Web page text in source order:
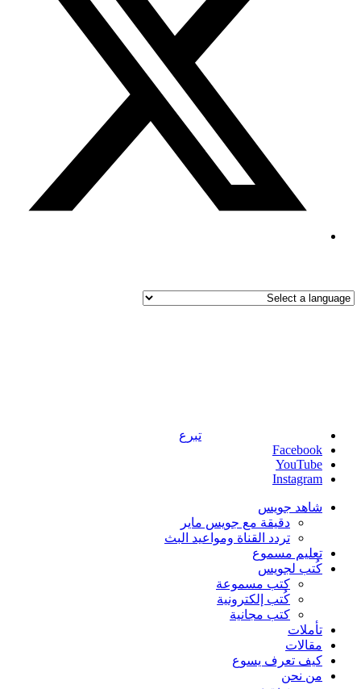
تبرع
Facebook
YouTube
Instagram
شاهد جويس
دقيقة مع جويس ماير
تردد القناة ومواعيد البث
تعليم مسموع
كُتب لجويس
كتب مسموعة
كُتب إلكترونية
كتب مجانية
تأملات
مقالات
كيف تعرف يسوع
من نحن